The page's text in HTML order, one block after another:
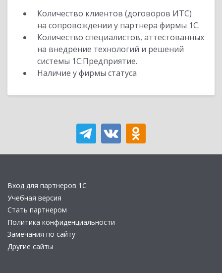
Количество клиентов (договоров ИТС)
на сопровождении у партнера фирмы 1С.
Количество специалистов, аттестованных
на внедрение технологий и решений
системы 1С:Предприятие.
Наличие у фирмы статуса
Вход для партнеров 1С
Учебная версия
Стать партнером
Политика конфиденциальности
Замечания по сайту
Другие сайты